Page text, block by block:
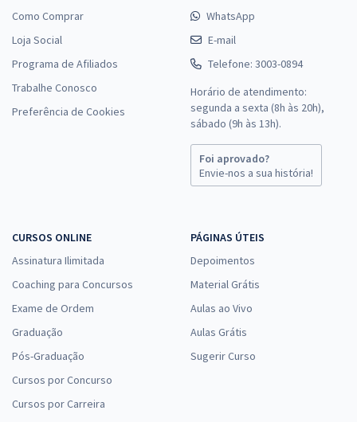
Como Comprar
Loja Social
Programa de Afiliados
Trabalhe Conosco
Preferência de Cookies
WhatsApp
E-mail
Telefone: 3003-0894
Horário de atendimento:
segunda a sexta (8h às 20h),
sábado (9h às 13h).
Foi aprovado?
Envie-nos a sua história!
CURSOS ONLINE
Assinatura Ilimitada
Coaching para Concursos
Exame de Ordem
Graduação
Pós-Graduação
Cursos por Concurso
Cursos por Carreira
PÁGINAS ÚTEIS
Depoimentos
Material Grátis
Aulas ao Vivo
Aulas Grátis
Sugerir Curso